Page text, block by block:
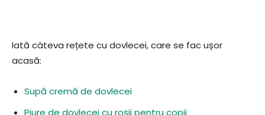
Iată câteva rețete cu dovlecei, care se fac ușor
acasă:
Supă cremă de dovlecei
Piure de dovlecei cu roșii pentru copii